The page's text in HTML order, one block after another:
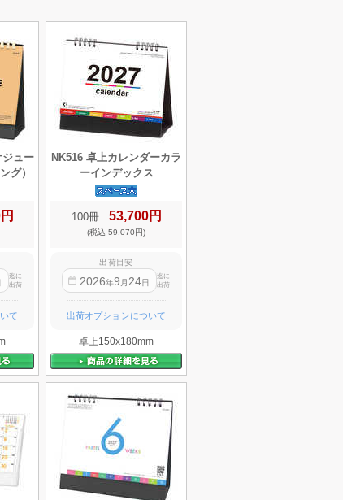
ュー
グ）
迄に
出荷
て
NK516 卓上カレンダーカラ
ーインデックス
100冊: 53,700円
(税込 59,070円)
出荷目安
2026年9 月 24日
迄に
出荷
出荷オプションについて
卓上150x180mm